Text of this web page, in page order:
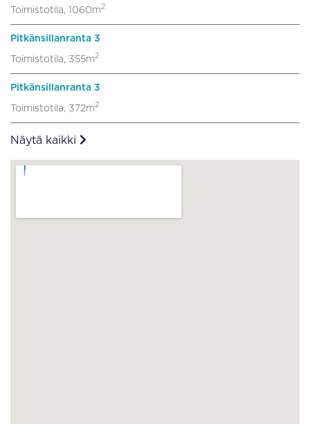
Toimistotila, 1060m2
Pitkänsillanranta 3
Toimistotila, 355m2
Pitkänsillanranta 3
Toimistotila, 372m2
Näytä kaikki